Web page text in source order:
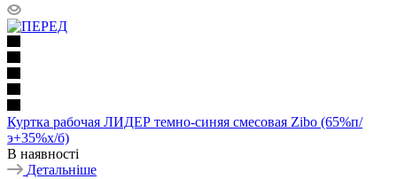
Куртка рабочая ЛИДЕР темно-синяя смесовая Zibo (65%п/
э+35%х/б)
В наявності
Детальніше